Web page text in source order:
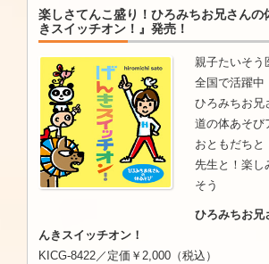
楽しさてんこ盛り！ひろみちお兄さんの
きスイッチオン！』発売！
親子たいそう
全国で活躍中
ひろみちお兄
道の体あそび
おともだちと
先生と！楽し
そう
ひろみちお兄
んきスイッチオン！
KICG-8422／定価￥2,000（税込）